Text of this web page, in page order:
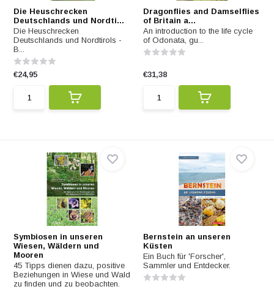
Die Heuschrecken
Deutschlands und Nordti...
Die Heuschrecken
Deutschlands und Nordtirols -
B...
€24,95
Dragonflies and Damselflies
of Britain a...
An introduction to the life cycle
of Odonata, gu...
€31,38
Symbiosen in unseren
Wiesen, Wäldern und
Mooren
45 Tipps dienen dazu, positive
Beziehungen in Wiese und Wald
zu finden und zu beobachten.
Bernstein an unseren
Küsten
Ein Buch für 'Forscher',
Sammler und Entdecker.